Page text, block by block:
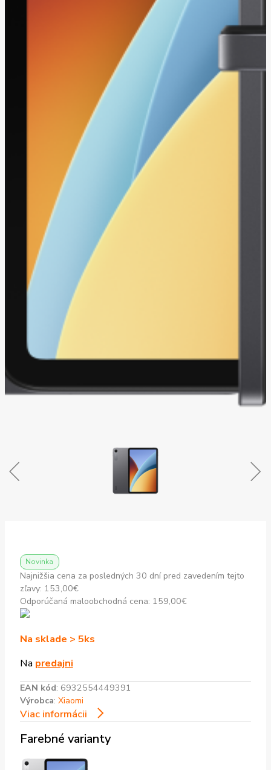
Novinka
Najnižšia cena za posledných 30 dní pred zavedením tejto
zľavy: 153,00€
Odporúčaná maloobchodná cena: 159,00€
Na sklade > 5ks
Na predajni
EAN kód: 6932554449391
Výrobca: Xiaomi
Viac informácii
Farebné varianty